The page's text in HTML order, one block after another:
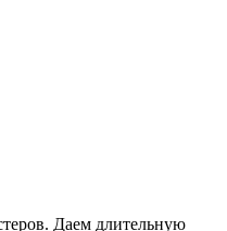
Даем длительную